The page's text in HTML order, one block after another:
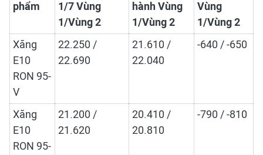
phẩm
1/7 Vùng
1/Vùng 2
hành Vùng
1/Vùng 2
Vùng
1/Vùng 2
Xăng
E10
RON 95-
V
22.250 /
22.690
21.610 /
22.040
-640 / -650
Xăng
E10
RON 95-
21.200 /
21.620
20.410 /
20.810
-790 / -810